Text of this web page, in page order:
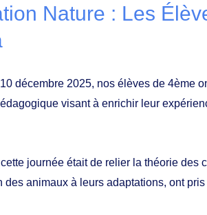
Nature : Les
décembre 2025, nos élèves de 4ème
visant à enrichir leur
cette journée était de relier la théorie
des animaux à leurs adaptations, ont pris